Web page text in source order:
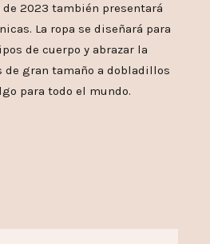
2023 también presentará
La ropa se diseñará para
de cuerpo y abrazar la
de gran tamaño a dobladillos
para todo el mundo.